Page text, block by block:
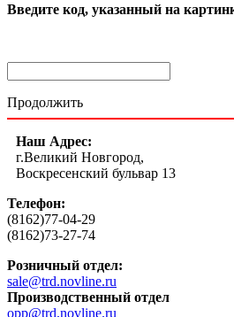
Введите код, указанный на
Продолжить
Наш Адрес:
г.Великий Новгород,
Воскресенский бульвар 13
Телефон:
(8162)77-04-29
(8162)73-27-74
Розничный отдел:
sale@trd.novline.ru
Производственный отдел
opp@trd.novline.ru